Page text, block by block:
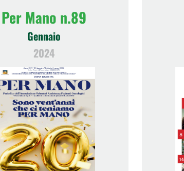
Per Mano n.89
Gennaio
2024